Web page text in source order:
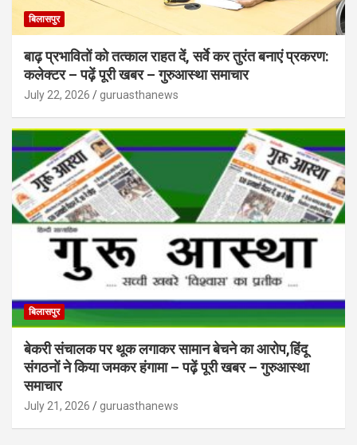
बिलासपुर
बाढ़ प्रभावितों को तत्काल राहत दें, सर्वे कर तुरंत बनाएं प्रकरण:
कलेक्टर – पढ़ें पूरी खबर – गुरुआस्था समाचार
July 22, 2026 guruasthanews
बिलासपुर
बेकरी संचालक पर थूक लगाकर सामान बेचने का आरोप,हिंदू
संगठनों ने किया जमकर हंगामा – पढ़ें पूरी खबर – गुरुआस्था
समाचार
July 21, 2026 guruasthanews